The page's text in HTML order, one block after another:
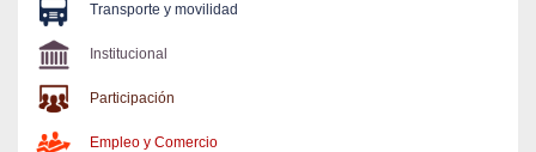
Transporte y movilidad
Institucional
Participación
Empleo y Comercio